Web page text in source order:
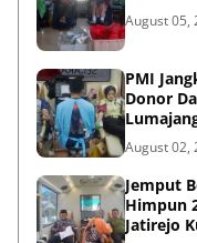
August 05,
PMI
Donor
August 02,
Jemput
Himpun
Jatirejo